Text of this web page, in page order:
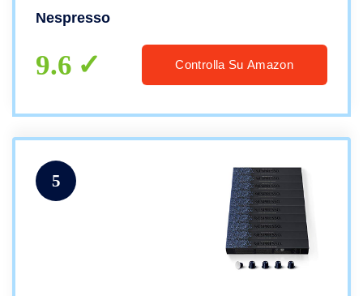
Nespresso
9.6 Controlla Su Amazon
5